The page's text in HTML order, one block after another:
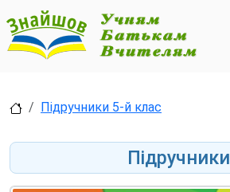
Підручники 5-й клас
Підручники